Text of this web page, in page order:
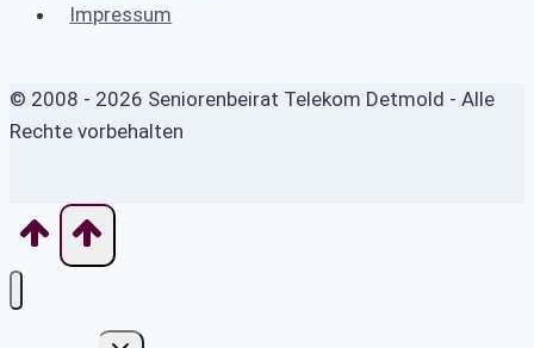
Impressum
© 2008 - 2026 Seniorenbeirat Telekom Detmold - Alle
Rechte vorbehalten
Untermenü